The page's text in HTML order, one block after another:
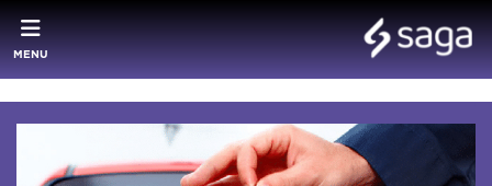
MENU